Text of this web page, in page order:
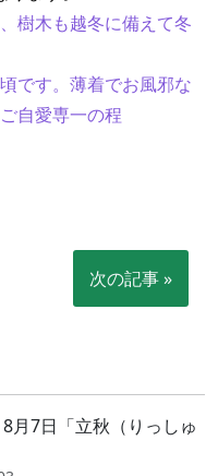
樹木も越冬に備えて冬
です。薄着でお風邪な
自愛専一の程
次の記事 »
7日「立秋（りっしゅ